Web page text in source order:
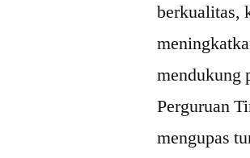
berkualitas,
mendukung
Perguruan
mengupas